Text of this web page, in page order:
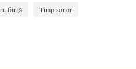
ființă
Timp sonor